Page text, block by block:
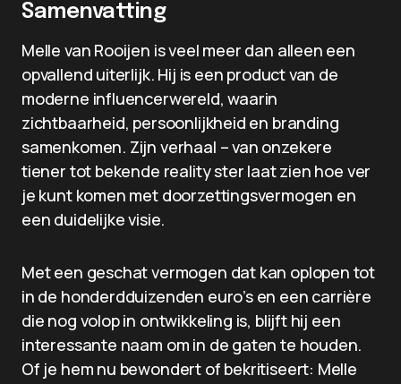
Samenvatting
Melle van Rooijen is veel meer dan alleen een
opvallend uiterlijk. Hij is een product van de
moderne influencerwereld, waarin
zichtbaarheid, persoonlijkheid en branding
samenkomen. Zijn verhaal – van onzekere
tiener tot bekende reality ster laat zien hoe ver
je kunt komen met doorzettingsvermogen en
een duidelijke visie.
Met een geschat vermogen dat kan oplopen tot
in de honderdduizenden euro’s en een carrière
die nog volop in ontwikkeling is, blijft hij een
interessante naam om in de gaten te houden.
Of je hem nu bewondert of bekritiseert: Melle